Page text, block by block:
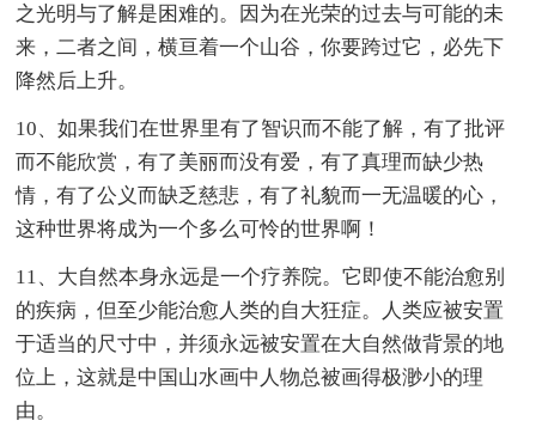
之光明与了解是困难的。因为在光荣的过去与可能的未
来，二者之间，横亘着一个山谷，你要跨过它，必先下
降然后上升。
10、如果我们在世界里有了智识而不能了解，有了批评
而不能欣赏，有了美丽而没有爱，有了真理而缺少热
情，有了公义而缺乏慈悲，有了礼貌而一无温暖的心，
这种世界将成为一个多么可怜的世界啊！
11、大自然本身永远是一个疗养院。它即使不能治愈别
的疾病，但至少能治愈人类的自大狂症。人类应被安置
于适当的尺寸中，并须永远被安置在大自然做背景的地
位上，这就是中国山水画中人物总被画得极渺小的理
由。